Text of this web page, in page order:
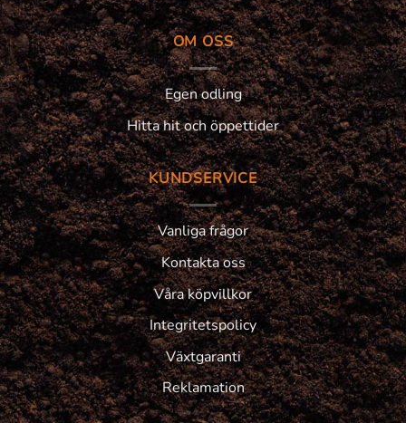
OM OSS
Egen odling
Hitta hit och öppettider
KUNDSERVICE
Vanliga frågor
Kontakta oss
Våra köpvillkor
Integritetspolicy
Växtgaranti
Reklamation